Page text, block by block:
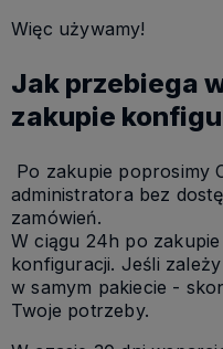
Więc używamy!
Jak przebiega
zakupie
Po zakupie poprosimy
administratora bez
zamówień.
W ciągu 24h po
konfiguracji. Jeśli
w samym pakiecie -
Twoje potrzeby.